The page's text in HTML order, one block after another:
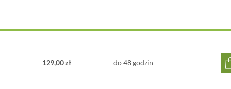
Noże kuchenneSatake Yoshimitsustanowią idealną
wykonane są z bardzo mocnej i twardej stali
przez długi czas zachowuje fenomenalną ostrość.
kształcie ośmiokąta wzmocniono pierścieniem z
129,00 zł do 48 godzin